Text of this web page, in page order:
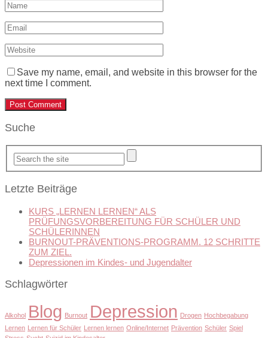
Save my name, email, and website in this browser for the
next time I comment.
Suche
Letzte Beiträge
KURS „LERNEN LERNEN“ ALS
PRÜFUNGSVORBEREITUNG FÜR SCHÜLER UND
SCHÜLERINNEN
BURNOUT-PRÄVENTIONS-PROGRAMM. 12 SCHRITTE
ZUM ZIEL.
Depressionen im Kindes- und Jugendalter
Schlagwörter
Alkohol Blog Burnout Depression Drogen Hochbegabung
Lernen
Lernen für Schüler Lernen lernen Online/Internet Prävention Schüler Spiel